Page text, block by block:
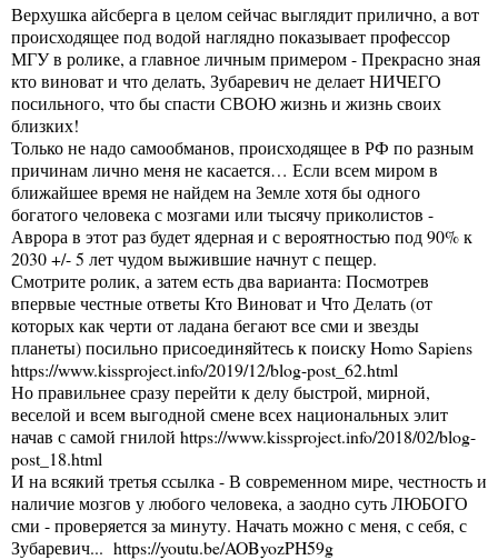
Верхушка айсберга в целом сейчас выглядит прилично, а вот
происходящее под водой наглядно показывает профессор
МГУ в ролике, а главное личным примером - Прекрасно зная
кто виноват и что делать, Зубаревич не делает НИЧЕГО
посильного, что бы спасти СВОЮ жизнь и жизнь своих
близких!
Только не надо самообманов, происходящее в РФ по разным
причинам лично меня не касается… Если всем миром в
ближайшее время не найдем на Земле хотя бы одного
богатого человека с мозгами или тысячу приколистов -
Аврора в этот раз будет ядерная и с вероятностью под 90% к
2030 +/- 5 лет чудом выжившие начнут с пещер.
Смотрите ролик, а затем есть два варианта: Посмотрев
впервые честные ответы Кто Виноват и Что Делать (от
которых как черти от ладана бегают все сми и звезды
планеты) посильно присоединяйтесь к поиску Homo Sapiens
https://www.kissproject.info/2019/12/blog-post_62.html
Но правильнее сразу перейти к делу быстрой, мирной,
веселой и всем выгодной смене всех национальных элит
начав с самой гнилой https://www.kissproject.info/2018/02/blog-
post_18.html
И на всякий третья ссылка - В современном мире, честность и
наличие мозгов у любого человека, а заодно суть ЛЮБОГО
сми - проверяется за минуту. Начать можно с меня, с себя, с
Зубаревич... https://youtu.be/AOByozPH59g